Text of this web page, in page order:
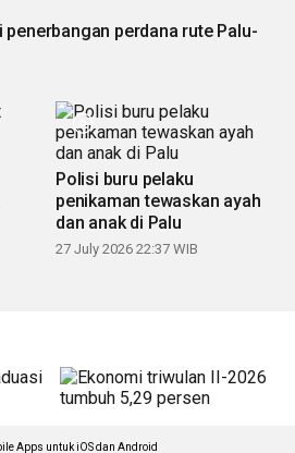
penerbangan perdana rute Palu-
Polisi buru pelaku
penikaman tewaskan ayah
dan anak di Palu
27 July 2026 22:37 WIB
Apps untuk iOS dan Android